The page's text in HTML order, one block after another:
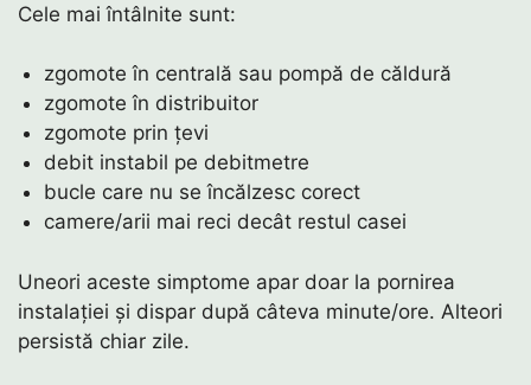
Cele mai întâlnite sunt:
zgomote în centrală sau pompă de căldură
zgomote în distribuitor
zgomote prin țevi
debit instabil pe debitmetre
bucle care nu se încălzesc corect
camere/arii mai reci decât restul casei
Uneori aceste simptome apar doar la pornirea
instalației și dispar după câteva minute/ore. Alteori
persistă chiar zile.